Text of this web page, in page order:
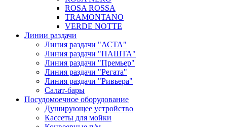
ROSA ROSSA
TRAMONTANO
VERDE NOTTE
Линии раздачи
Линия раздачи "АСТА"
Линия раздачи "ПАШТА"
Линия раздачи "Премьер"
Линия раздачи "Регата"
Линия раздачи "Ривьера"
Салат-бары
Посудомоечное оборудование
Душирующее устройство
Кассеты для мойки